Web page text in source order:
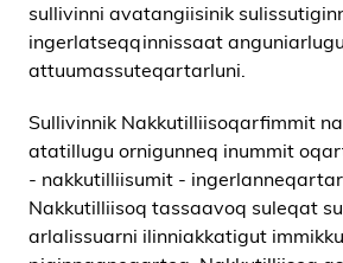
sullivinni avatangiisinik
ingerlatseqqinnissaat
attuumassuteqartarluni.
Sullivinnik Nakkutilliisoqarfimmit
atatillugu ornigunneq inummit
- nakkutilliisumit -
Nakkutilliisoq tassaavoq suleqat
arlalissuarni ilinniakkatigut